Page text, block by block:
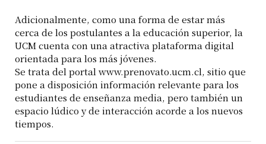
Adicionalmente, como una forma de estar más
cerca de los postulantes a la educación superior, la
UCM cuenta con una atractiva plataforma digital
orientada para los más jóvenes.
Se trata del portal www.prenovato.ucm.cl, sitio que
pone a disposición información relevante para los
estudiantes de enseñanza media, pero también un
espacio lúdico y de interacción acorde a los nuevos
tiempos.